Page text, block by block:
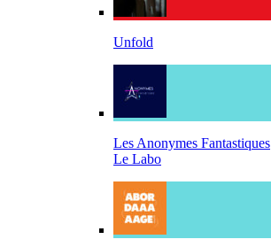
Unfold
Les Anonymes Fantastiques
Le Labo